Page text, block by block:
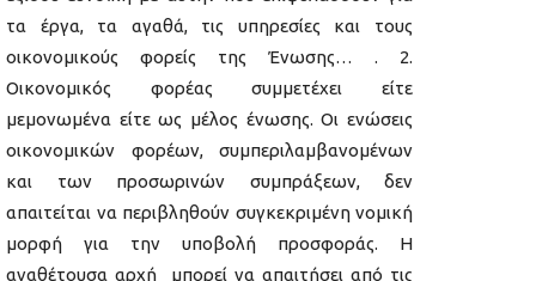
τα έργα, τα αγαθά, τις υπηρεσίες και τους
οικονομικούς φορείς της Ένωσης… . 2.
Οικονομικός φορέας συμμετέχει είτε
μεμονωμένα είτε ως μέλος ένωσης. Οι ενώσεις
οικονομικών φορέων, συμπεριλαμβανομένων
και των προσωρινών συμπράξεων, δεν
απαιτείται να περιβληθούν συγκεκριμένη νομική
μορφή για την υποβολή προσφοράς. Η
αναθέτουσα αρχή μπορεί να απαιτήσει από τις